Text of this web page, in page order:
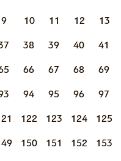
9 10 11 12 13
38 39 40 41
66 67 68 69
94 95 96 97
122 123 124 125
150 151 152 153